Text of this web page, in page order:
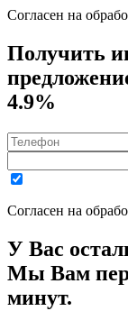
Согласен на
Получить
4.9%
Согласен на
У Вас
Мы Вам
минут.